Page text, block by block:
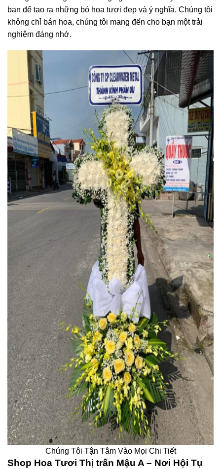
bạn để tạo ra những bó hoa tươi đẹp và ý nghĩa. Chúng tôi
không chỉ bán hoa, chúng tôi mang đến cho bạn một trải
nghiệm đáng nhớ.
Chúng Tôi Tận Tâm Vào Mọi Chi Tiết
Shop Hoa Tươi Thị trấn Mậu A – Nơi Hội Tụ